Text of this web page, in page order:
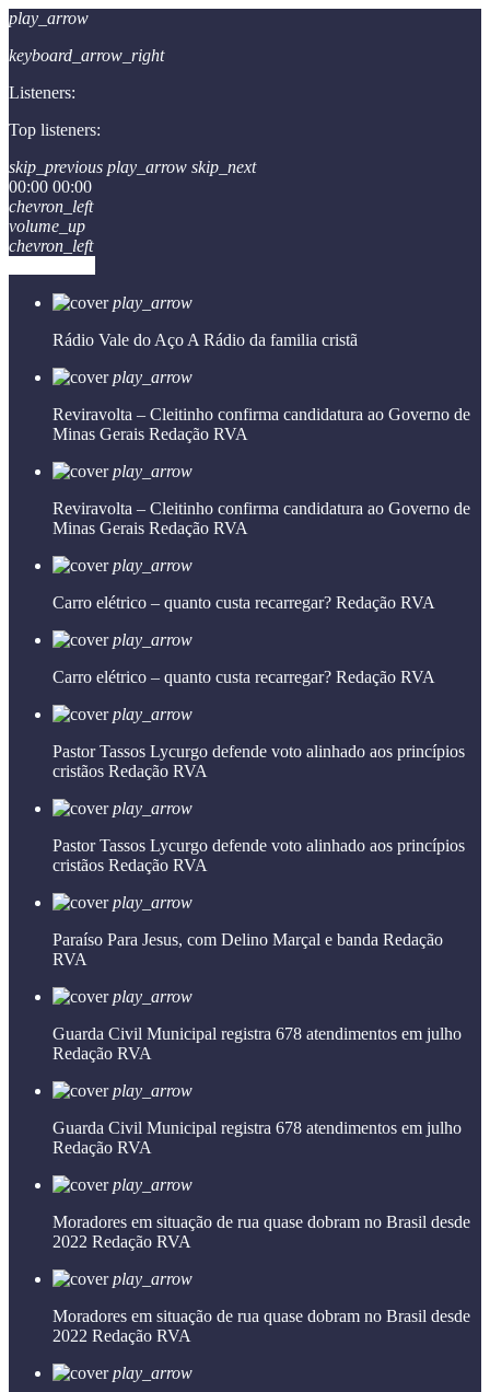
play_arrow
keyboard_arrow_right
Listeners:
Top listeners:
skip_previous play_arrow skip_next
00:00 00:00
chevron_left
volume_up
chevron_left
play_arrow
Rádio Vale do Aço A Rádio da familia cristã
play_arrow
Reviravolta – Cleitinho confirma candidatura ao Governo de
Minas Gerais Redação RVA
play_arrow
Reviravolta – Cleitinho confirma candidatura ao Governo de
Minas Gerais Redação RVA
play_arrow
Carro elétrico – quanto custa recarregar? Redação RVA
play_arrow
Carro elétrico – quanto custa recarregar? Redação RVA
play_arrow
Pastor Tassos Lycurgo defende voto alinhado aos princípios
cristãos Redação RVA
play_arrow
Pastor Tassos Lycurgo defende voto alinhado aos princípios
cristãos Redação RVA
play_arrow
Paraíso Para Jesus, com Delino Marçal e banda Redação
RVA
play_arrow
Guarda Civil Municipal registra 678 atendimentos em julho
Redação RVA
play_arrow
Guarda Civil Municipal registra 678 atendimentos em julho
Redação RVA
play_arrow
Moradores em situação de rua quase dobram no Brasil desde
2022 Redação RVA
play_arrow
Moradores em situação de rua quase dobram no Brasil desde
2022 Redação RVA
play_arrow